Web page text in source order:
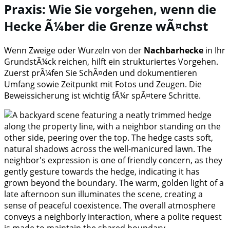
Praxis: Wie Sie vorgehen, wenn die
Hecke Ã¼ber die Grenze wÃ¤chst
Wenn Zweige oder Wurzeln von der Nachbarhecke in Ihr
GrundstÃ¼ck reichen, hilft ein strukturiertes Vorgehen.
Zuerst prÃ¼fen Sie SchÃ¤den und dokumentieren
Umfang sowie Zeitpunkt mit Fotos und Zeugen. Die
Beweissicherung ist wichtig fÃ¼r spÃ¤tere Schritte.